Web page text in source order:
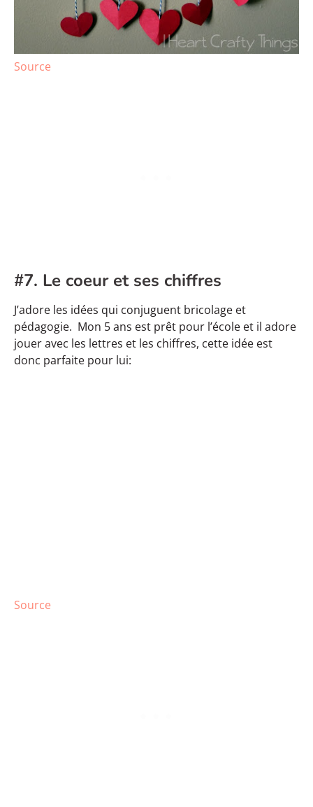
Source
#7. Le coeur et ses chiffres
J’adore les idées qui conjuguent bricolage et
pédagogie. Mon 5 ans est prêt pour l’école et il adore
jouer avec les lettres et les chiffres, cette idée est
donc parfaite pour lui:
Source